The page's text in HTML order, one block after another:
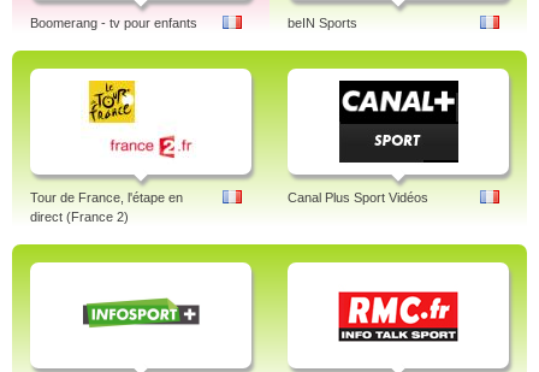
Boomerang - tv pour enfants beIN Sports
Tour de France, l'étape en
direct (France 2)
Canal Plus Sport Vidéos